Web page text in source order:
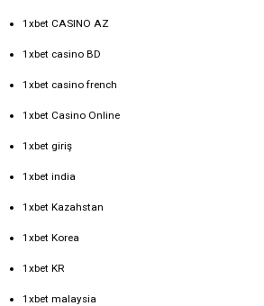
1xbet CASINO AZ
1xbet casino BD
1xbet casino french
1xbet Casino Online
1xbet giriş
1xbet india
1xbet Kazahstan
1xbet Korea
1xbet KR
1xbet malaysia